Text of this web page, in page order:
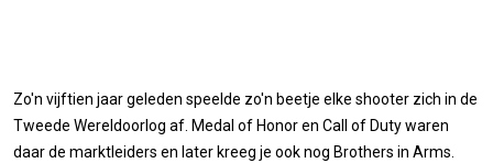
Zo'n vijftien jaar geleden speelde zo'n beetje elke shooter zich in de
Tweede Wereldoorlog af. Medal of Honor en Call of Duty waren
daar de marktleiders en later kreeg je ook nog Brothers in Arms.